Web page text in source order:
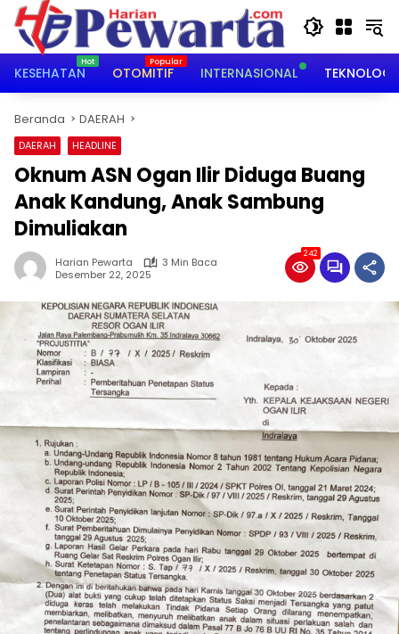
Langsung
konten
KESEHATAN
OTOMITIF INTERNASIONAL TEKNOLOGI
Beranda DAERAH
DAERAH HEADLINE
Oknum ASN Ogan Ilir Diduga Buang
Anak Kandung, Anak Sambung
Dimuliakan
Harian Pewarta
3 Min Baca
Desember 22, 2025
242